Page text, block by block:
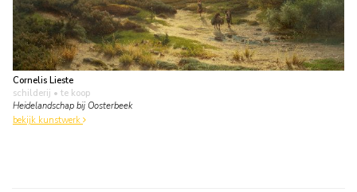
Cornelis Lieste
schilderij • te koop
Heidelandschap bij Oosterbeek
bekijk kunstwerk